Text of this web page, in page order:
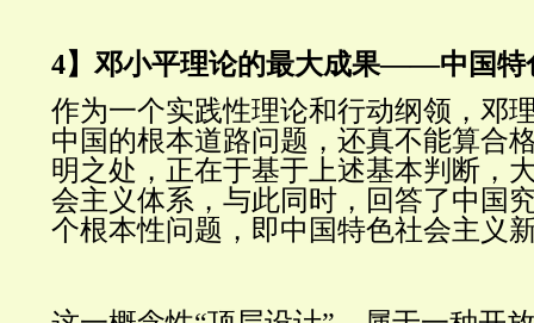
4】邓小平理论的最大成果——中国特
作为一个实践性理论和行动纲领，邓
中国的根本道路问题，还真不能算合
明之处，正在于基于上述基本判断，
会主义体系，与此同时，回答了中国
个根本性问题，即中国特色社会主义